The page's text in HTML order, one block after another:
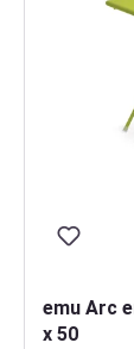
emu Arc
x 50